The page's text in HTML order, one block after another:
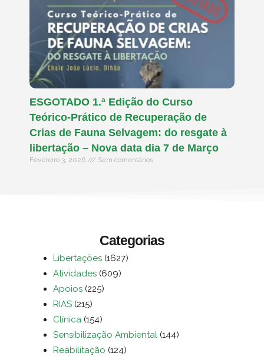
ESGOTADO 1.ª Edição do Curso
Teórico-Prático de Recuperação de
Crias de Fauna Selvagem: do resgate à
libertação – Nova data dia 7 de Março
Fevereiro 3, 2026 Sem comentários
Categorias
Libertações (1627)
Atividades (609)
Apoios (225)
RIAS (215)
Clínica (154)
Sensibilização Ambiental (144)
Reabilitação (124)